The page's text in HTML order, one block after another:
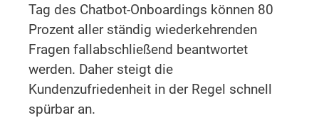
Tag des Chatbot-Onboardings können 80
Prozent aller ständig wiederkehrenden
Fragen fallabschließend beantwortet
werden. Daher steigt die
Kundenzufriedenheit in der Regel schnell
spürbar an.